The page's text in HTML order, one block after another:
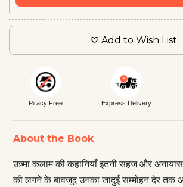
Add to Wish List
Piracy Free Express Delivery
About the Book
उज़्मा कलाम की कहानियाँ इतनी सहज और
की लगने के बावजूद उनका जादुई सम्मोहन देर तक